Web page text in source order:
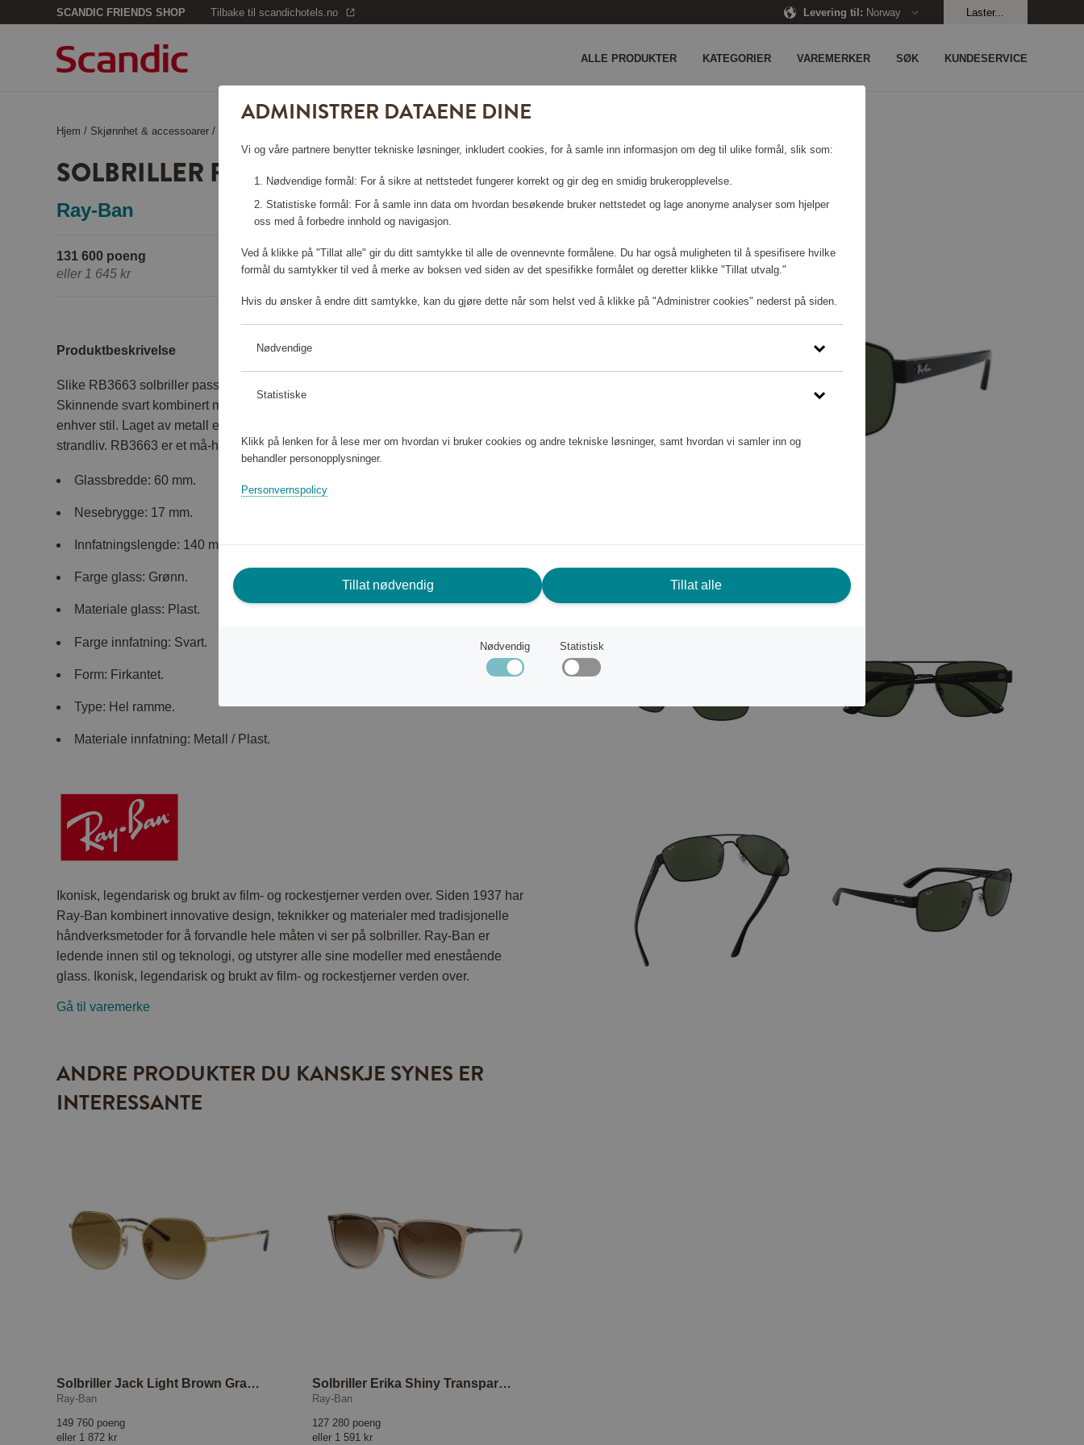
SCANDIC FRIENDS SHOP Tilbake til scandichotels.no Levering til: Norway Laster...
ALLE PRODUKTER KATEGORIER VAREMERKER SØK KUNDESERVICE
Hjem / Skjønnhet & accessoarer /
SOLBRILLER RB3663
Ray-Ban
131 600 poeng
eller 1 645 kr
Logg inn for å handle
Produktbeskrivelse
Slike RB3663 solbriller passer til de fleste situasjoner. Den stilige innfatningen i
Skinnende svart kombinert med glassene i grønn gjør at disse solbrillene passer til
enhver stil. Laget av metall er disse stilfulle solbrillene et perfekt valg til både by- og
strandliv. RB3663 er et må-ha-tilbehør.
Glassbredde: 60 mm.
Nesebrygge: 17 mm.
Innfatningslengde: 140 mm.
Farge glass: Grønn.
Materiale glass: Plast.
Farge innfatning: Svart.
Form: Firkantet.
Type: Hel ramme.
Materiale innfatning: Metall / Plast.
Ikonisk, legendarisk og brukt av film- og rockestjerner verden over. Siden 1937 har
Ray-Ban kombinert innovative design, teknikker og materialer med tradisjonelle
håndverksmetoder for å forvandle hele måten vi ser på solbriller. Ray-Ban er
ledende innen stil og teknologi, og utstyrer alle sine modeller med enestående
glass. Ikonisk, legendarisk og brukt av film- og rockestjerner verden over.
Gå til varemerke
ANDRE PRODUKTER DU KANSKJE SYNES ER
INTERESSANTE
Solbriller Jack Light Brown Gradient
Ray-Ban
149 760 poeng
eller 1 872 kr
Solbriller Erika Shiny Transparent Brown
Ray-Ban
127 280 poeng
eller 1 591 kr
ADMINISTRER DATAENE DINE
Vi og våre partnere benytter tekniske løsninger, inkludert cookies, for å samle inn informasjon om deg til ulike formål, slik som:
Nødvendige formål: For å sikre at nettstedet fungerer korrekt og gir deg en smidig brukeropplevelse.
Statistiske formål: For å samle inn data om hvordan besøkende bruker nettstedet og lage anonyme analyser som hjelper
oss med å forbedre innhold og navigasjon.
Ved å klikke på "Tillat alle" gir du ditt samtykke til alle de ovennevnte formålene. Du har også muligheten til å spesifisere hvilke
formål du samtykker til ved å merke av boksen ved siden av det spesifikke formålet og deretter klikke "Tillat utvalg."
Hvis du ønsker å endre ditt samtykke, kan du gjøre dette når som helst ved å klikke på "Administrer cookies" nederst på siden.
Nødvendige
Statistiske
Klikk på lenken for å lese mer om hvordan vi bruker cookies og andre tekniske løsninger, samt hvordan vi samler inn og
behandler personopplysninger.
Personvernspolicy
Tillat nødvendig Tillat alle
Nødvendig Statistisk